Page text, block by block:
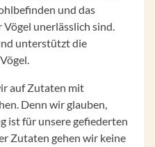
und das
unerlässlich sind.
unterstützt die
auf Zutaten mit
Denn wir glauben,
ist für unsere gefiederten
Zutaten gehen wir keine